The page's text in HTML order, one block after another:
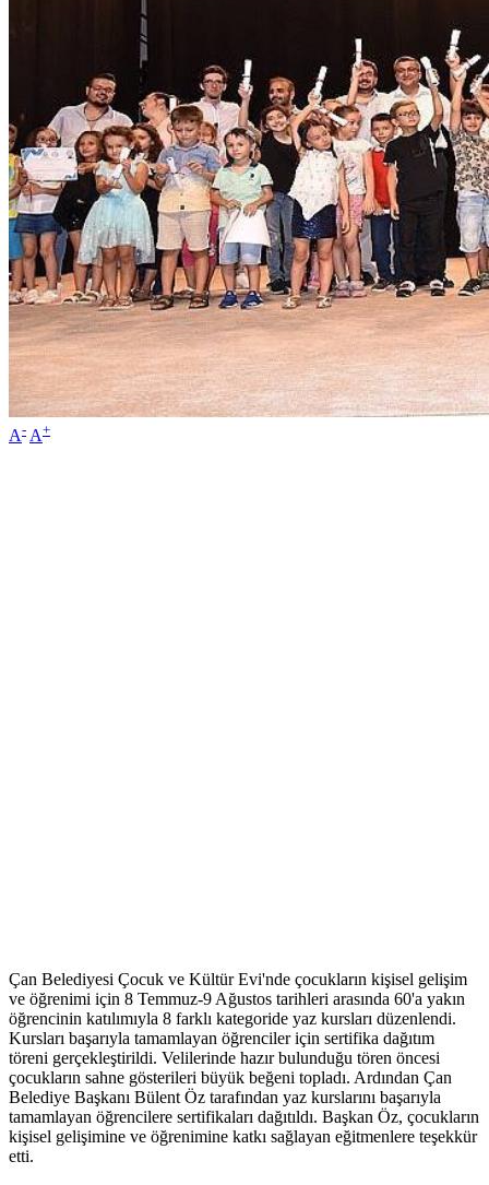
A- A+
Çan Belediyesi Çocuk ve Kültür Evi'nde çocukların kişisel gelişim
ve öğrenimi için 8 Temmuz-9 Ağustos tarihleri arasında 60'a yakın
öğrencinin katılımıyla 8 farklı kategoride yaz kursları düzenlendi.
Kursları başarıyla tamamlayan öğrenciler için sertifika dağıtım
töreni gerçekleştirildi. Velilerinde hazır bulunduğu tören öncesi
çocukların sahne gösterileri büyük beğeni topladı. Ardından Çan
Belediye Başkanı Bülent Öz tarafından yaz kurslarını başarıyla
tamamlayan öğrencilere sertifikaları dağıtıldı. Başkan Öz, çocukların
kişisel gelişimine ve öğrenimine katkı sağlayan eğitmenlere teşekkür
etti.